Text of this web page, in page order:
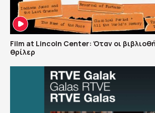
Film at Lincoln Center: Όταν οι
θρίλερ